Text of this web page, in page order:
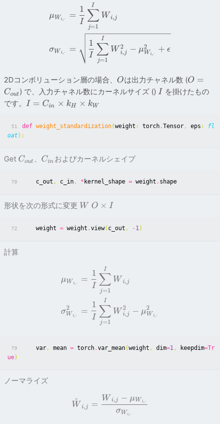
μWi ,⋅
σW i,⋅
=
I
1
j=1
∑
I
W i,j
=
I
1
j=1
∑
I
W i,j
2 − μWi ,⋅
2 + ϵ
2Dコンボリューション層の場合、 Oは出力チャネル数 (O =
Cout ) で、入力チャネル数にカーネルサイズ ()I を掛けたもの
です。 I = Cin × kH × kW
51 def weight_standardization(weight : torch.Tensor, eps :
fl
oat):
Get Cout 、 Cin およびカーネルシェイプ
70 c_out , c_in, * kernel_shape = weight . shape
形状を次の形式に変更 W O × I
72 weight = weight .view( c_out , -1)
計算
μW i, ⋅
σW i ⋅
2
=
I
1
j=1
∑
I
W i,j
=
I
1
j=1
∑
I
W i,j
2 − μW i, ⋅
2
79 var, mean = torch.var_mean(weight , dim=1, keepdim=Tr
ue)
ノーマライズ
W
^ i,j =
σWi ⋅
W i,j − μW i, ⋅